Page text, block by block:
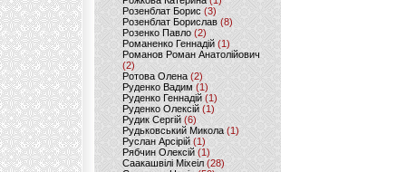
Розенблат Борис (3)
Розенблат Борислав (8)
Розенко Павло (2)
Романенко Геннадій (1)
Романов Роман Анатолійович
(2)
Ротова Олена(2)
Руденко Вадим (1)
Руденко Геннадій (1)
Руденко Олексій(1)
Рудик Сергій(6)
Рудьковський Микола (1)
Руслан Арсірій(1)
Рябчин Олексій (1)
Саакашвілі Міхеіл(28)